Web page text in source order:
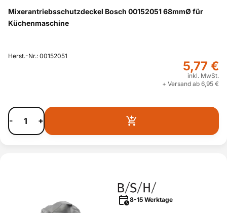
Mixerantriebsschutzdeckel Bosch 00152051 68mmØ für
Küchenmaschine
Herst.-Nr.: 00152051
5,77 €
inkl. MwSt.
+ Versand ab 6,95 €
- +
8-15 Werktage